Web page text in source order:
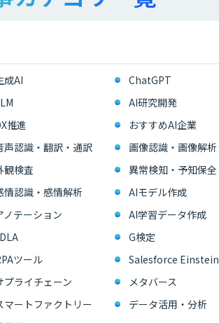
成AI ChatGPT
AI研究開発
推進 おすすめAI企業
声認識・翻訳・通訳 画像認識・画像解析
観検査 異常検知・予知保全
情認識・感情解析 AIモデル作成
ノテーション AI学習データ作成
G検定
ツール Salesforce Einstein
プライチェーン メタバース
マートファクトリー データ活用・分析